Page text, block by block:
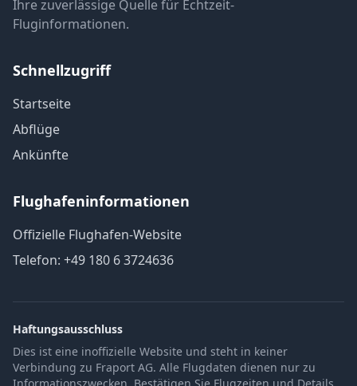
Ihre zuverlässige Quelle für Echtzeit-
Fluginformationen.
Schnellzugriff
Startseite
Abflüge
Ankünfte
Flughafeninformationen
Offizielle Flughafen-Website
Telefon: +49 180 6 3724636
Haftungsausschluss
Dies ist eine inoffizielle Website und steht in keiner
Verbindung zu Fraport AG. Alle Flugdaten dienen nur zu